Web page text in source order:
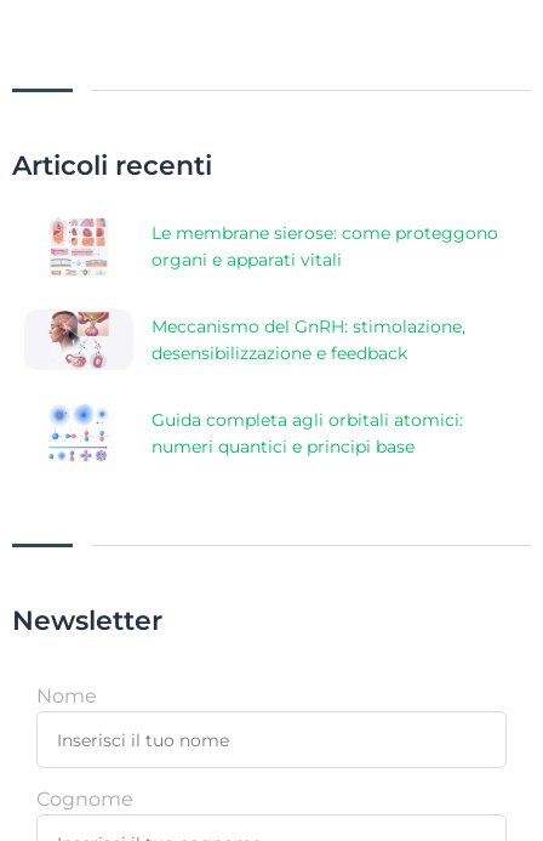
Articoli recenti
Le membrane sierose: come proteggono
organi e apparati vitali
Meccanismo del GnRH: stimolazione,
desensibilizzazione e feedback
Guida completa agli orbitali atomici:
numeri quantici e principi base
Newsletter
Nome
Cognome